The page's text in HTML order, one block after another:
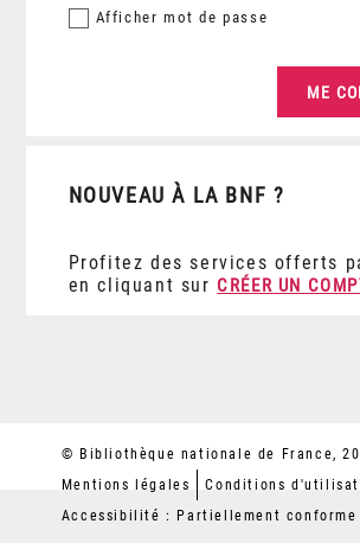
Afficher mot de passe
NOUVEAU À LA BNF ?
Profitez des services offerts
en cliquant sur CRÉER UN
© Bibliothèque nationale de France,
Mentions légales
Conditions
Accessibilité : Partiellement conforme